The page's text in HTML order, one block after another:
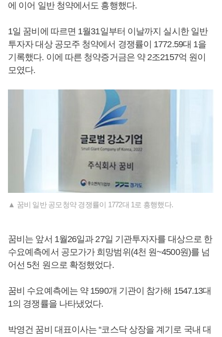
에 이어 일반 청약에서도 흥행했다.
1일 꿈비에 따르면 1월31일부터 이날까지 실시한 일반
투자자 대상 공모주 청약에서 경쟁률이 1772.59대 1을
기록했다. 이에 따른 청약증거금은 약 2조2157억 원이
모였다.
▲ 꿈비 일반 공모청약 경쟁률이 1772대 1로 흥행했다.
꿈비는 앞서 1월26일과 27일 기관투자자를 대상으로 한
수요예측에서 공모가가 희망범위(4천 원~4500원)를 넘
어선 5천 원으로 확정했었다.
꿈비 수요예측에는 약 1590개 기관이 참가해 1547.13대
1의 경쟁률을 나타냈었다.
박영건 꿈비 대표이사는 “코스닥 상장을 계기로 국내 대